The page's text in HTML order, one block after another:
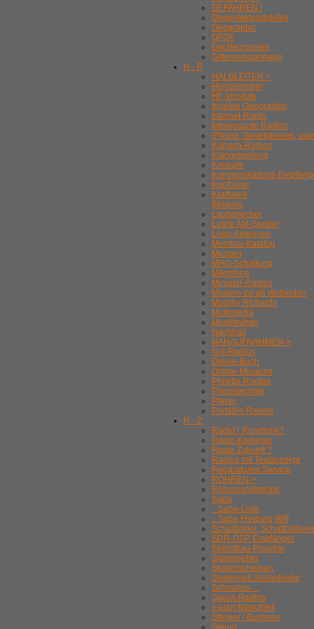
GEFAHREN !
Gegentaktendstufen
Geographic
GFGF
Gerätegruppen
Gittervorspannung
H - P
HALBLEITER >
Heinzelmann
HF-Vorstufe
Ingelen Geographic
Internet-Radio
Interessante Radios
iPhone, Smartphones,
Kamera-Radios
Klangregelung
Knoepfe
Kommunikations-
Kopfhörer
Kraftwerk
Belamie
Lautsprecher
Letzte AM-Sender
Loop-Antennen
Membra-Katalog
Messen
MHG-Schaltung
Mikrofone
Miniatur-Radios
Modern-zu-alt Verbinden
Morphy Richards
Multimedia
Musiktruhen
Nachhall
NAHAUFNAHMEN >
Not-Radios
Online-Buch
Online-Museum
Philetta-Radios
Phonotechnik
Player
Portable Radios
R - Z
Radio? Rundfunk?
Radio-Kameras
Radio Zukunft ?
Radios mit Textanzeige
Reparaturen Service
RÖHREN >
Röhrenprüfgeräte
Saba
.. Saba-Liste
.. Saba Freiburg WIII
Schaltbilder,
SDR-DSP Empfänger
Selbstbau-Projekte
Signalgeber
Skalenscheiben
Skalenseil Seilantriebe
Schnurlos ...
Spass-Radios
s-plan Bibliothek
Stecker / Buchsen
Stereo